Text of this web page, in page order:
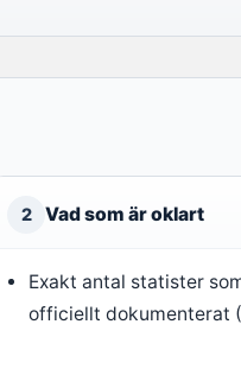
2 Vad som är oklart
Exakt antal statister
officiellt dokumenterat